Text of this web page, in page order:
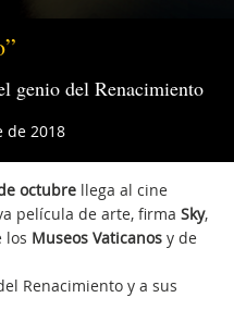
genio del Renacimiento
de 2018
octubrellega al cine
película de arte, firma Sky,
los Museos Vaticanosy de
Renacimiento y a sus